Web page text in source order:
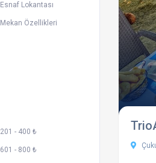
Esnaf Lokantası
Mekan Özellikleri
201 - 400 ₺
601 - 800 ₺